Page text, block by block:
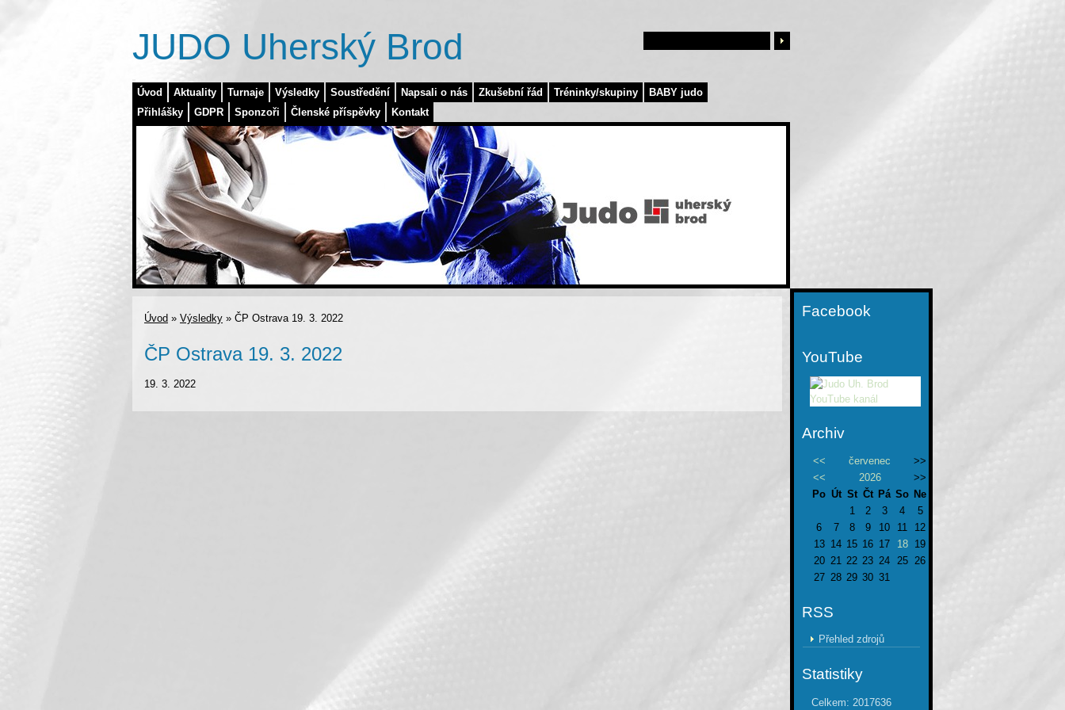
Úvod Aktuality Turnaje Výsledky Soustředění Napsali o nás Zkušební řád Tréninky/skupiny
BABY judo
Přihlášky
GDPR Sponzoři Členské příspěvky Kontakt
JUDO Uherský Brod
Úvod » Výsledky » ČP Ostrava 19. 3. 2022
ČP Ostrava 19. 3. 2022
19. 3. 2022
Facebook
YouTube
Archiv
<< červenec
>>
<<
2026
>>
Po Út St Čt Pá So Ne
1
2 3 4
5
6
7 8 9 10 11
12
13 14 15 16 17 18
19
20 21 22 23 24 25 26
27 28 29 30 31
RSS
Přehled zdrojů
Statistiky
Celkem: 2017636